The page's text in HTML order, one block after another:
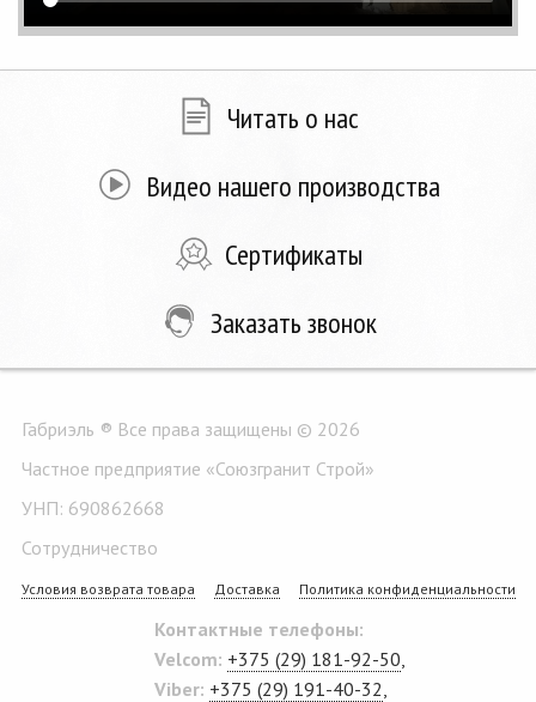
Читать о нас
Видео нашего производства
Сертификаты
Заказать звонок
Габриэль ® Все права защищены © 2026
Частное предприятие «Союзгранит Строй»
УНП: 690862668
Сотрудничество
Условия возврата товара Доставка Политика конфиденциальности
Контактные телефоны:
Velcom: +375 (29) 181-92-50,
Viber: +375 (29) 191-40-32,